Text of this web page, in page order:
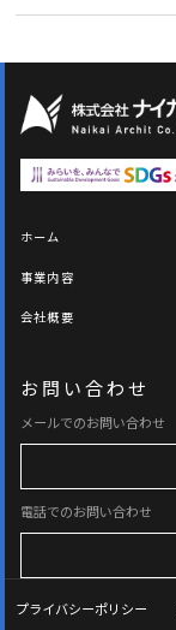
ホーム
事業内容
会社概要
お問い合わせ
メールでのお問い合わせ
電話でのお問い合わせ
プライバシーポリシー